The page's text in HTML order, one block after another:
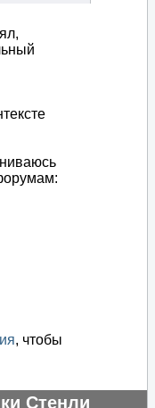
, чтобы
Стенли